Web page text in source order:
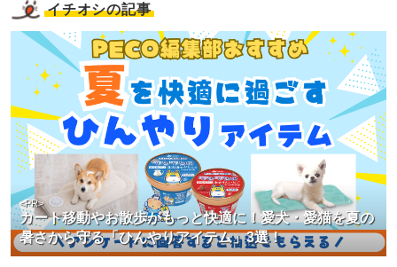
イチオシの記事
カート移動やお散歩がもっと快適に！愛犬・愛猫を夏の
暑さから守る「ひんやりアイテム」3選！
<PR>